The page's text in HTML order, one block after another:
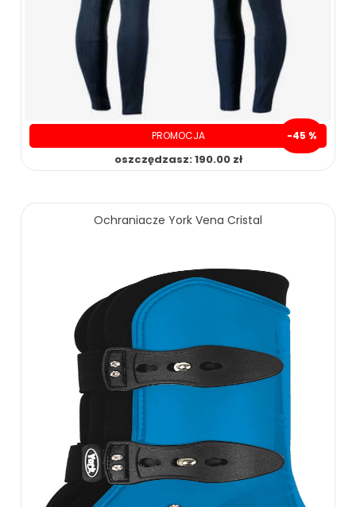
PROMOCJA -45 %
oszczędzasz: 190.00 zł
Ochraniacze York Vena Cristal